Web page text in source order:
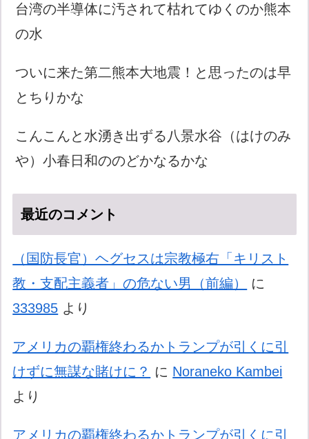
台湾の半導体に汚されて枯れてゆくのか熊本
の水
ついに来た第二熊本大地震！と思ったのは早
とちりかな
こんこんと水湧き出ずる八景水谷（はけのみ
や）小春日和ののどかなるかな
最近のコメント
（国防長官）ヘグセスは宗教極右「キリスト
教・支配主義者」の危ない男（前編）
に
333985 より
アメリカの覇権終わるかトランプが引くに引
けずに無謀な賭けに？ に Noraneko Kambei
より
アメリカの覇権終わるかトランプが引くに引